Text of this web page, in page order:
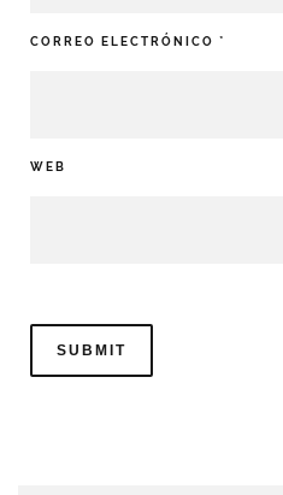
CORREO ELECTRÓNICO *
WEB